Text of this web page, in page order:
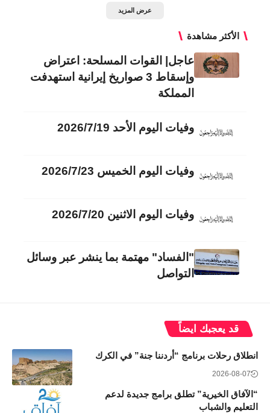
عرض المزيد
الأكثر مشاهدة
عاجل| القوات المسلحة: اعتراض
وإسقاط 3 صواريخ إيرانية استهدفت
المملكة
وفيات اليوم الأحد 2026/7/19
وفيات اليوم الخميس 2026/7/23
وفيات اليوم الاثنين 2026/7/20
"الفساد" مهتمة بما ينشر عبر وسائل
التواصل
قد يعجبك ايضاً
انطلاق رحلات برنامج “أردننا جنة” في الكرك
2026-08-07
“الآفاق الخيرية” تطلق برامج جديدة لدعم
التعليم والشباب